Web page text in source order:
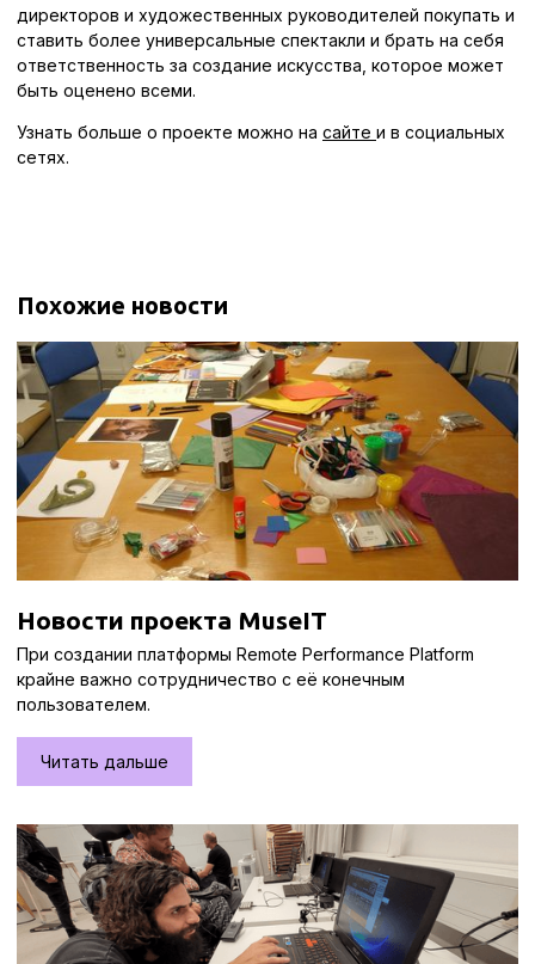
директоров и художественных руководителей покупать и
ставить более универсальные спектакли и брать на себя
ответственность за создание искусства, которое может
быть оценено всеми.
Узнать больше о проекте можно на сайте и в социальных
сетях.
Похожие новости
Новости проекта MuseIT
При создании платформы Remote Performance Platform
крайне важно сотрудничество с её конечным
пользователем.
Читать дальше